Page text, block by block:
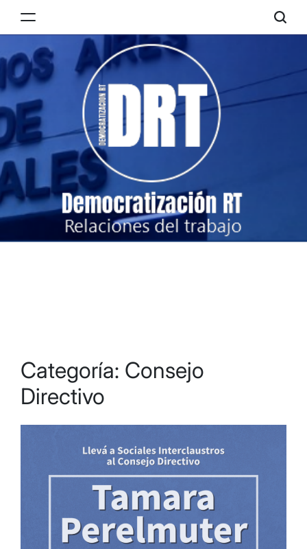
RT
Categoría: Consejo
Directivo